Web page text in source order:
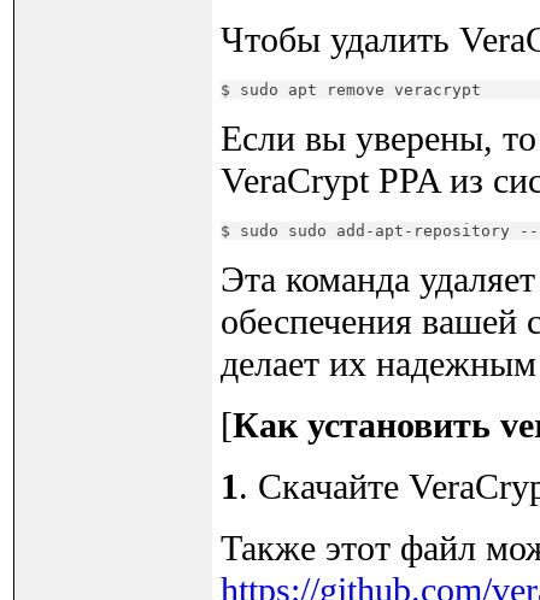
Чтобы удалить
$ sudo apt remove veracrypt
Если вы уверены, то
VeraCrypt PPA из
$ sudo sudo add-apt-repository
Эта команда
обеспечения
делает их
[Как установить
1. Скачайте
Также этот файл
https://github.com/